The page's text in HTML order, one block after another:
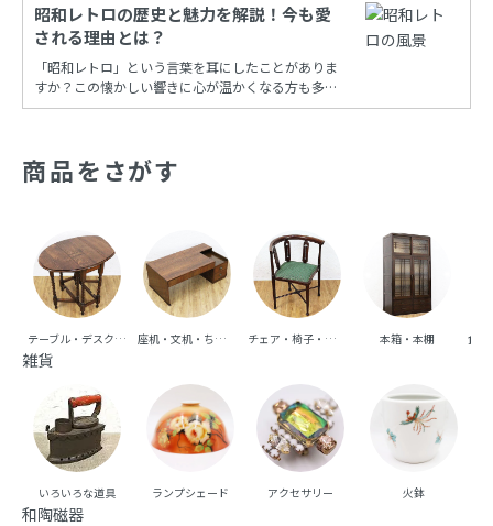
昭和レトロの歴史と魅力を解説！今も愛
される理由とは？
「昭和レトロ」という言葉を耳にしたことがありま
すか？この懐かしい響きに心が温かくなる方も多い
でしょう。昭和時代の風情を再現し、今も多くの
す。
商品をさがす
テーブル・デスク・机 座机・文机・ちゃぶ台 チェア・椅子・ベンチ・ソファ 本箱・本棚 食器
雑貨
いろいろな道具 ランプシェード アクセサリー 火鉢
和陶磁器